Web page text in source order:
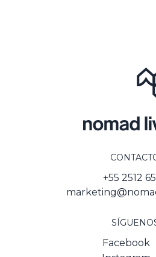
+55 2512
Facebook